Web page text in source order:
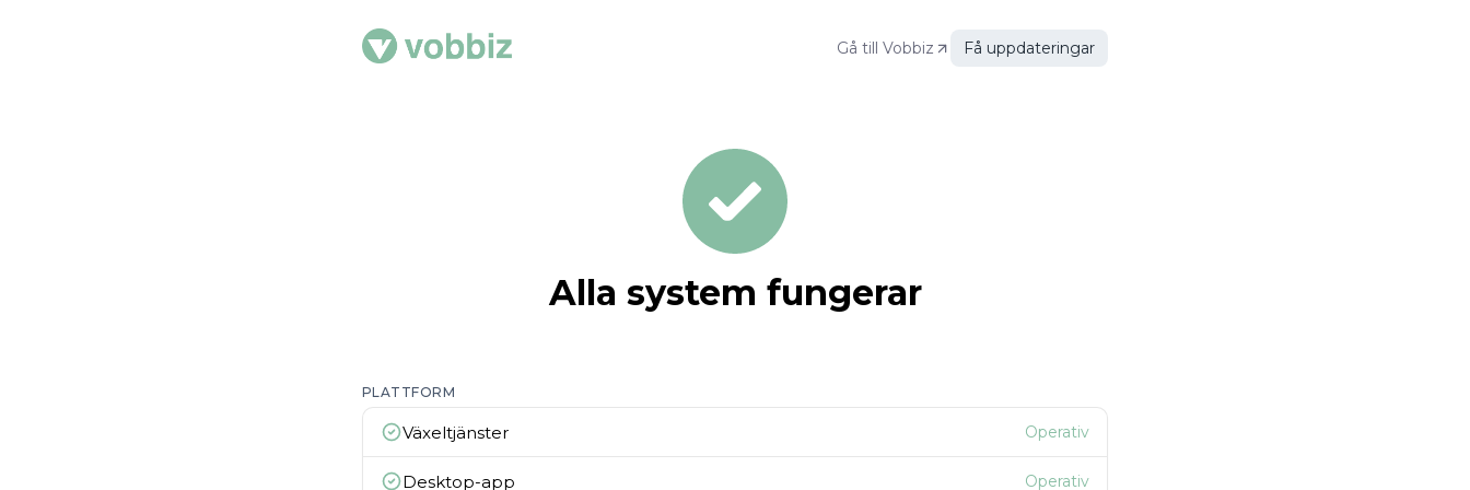
Gå till Vobbiz Få uppdateringar
Alla system fungerar
PLATTFORM
Växeltjänster Operativ
Desktop-app Operativ